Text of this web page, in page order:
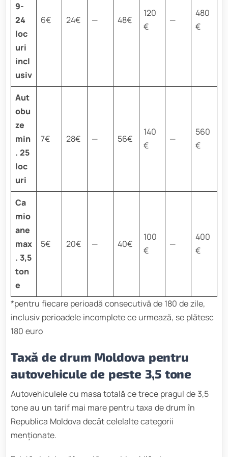
9-
24
loc
uri
incl
usiv
6€ 24€ — 48€
120
€
—
480
€
Aut
obu
ze
min
. 25
loc
uri
7€ 28€ — 56€
140
€
—
560
€
Ca
mio
ane
max
. 3,5
ton
e
5€ 20€ — 40€
100
€
—
400
€
*pentru fiecare perioadă consecutivă de 180 de zile,
inclusiv perioadele incomplete ce urmează, se plătesc
180 euro
Taxă de drum Moldova pentru
autovehicule de peste 3,5 tone
Autovehiculele cu masa totală ce trece pragul de 3,5
tone au un tarif mai mare pentru taxa de drum în
Republica Moldova decât celelalte categorii
menționate.